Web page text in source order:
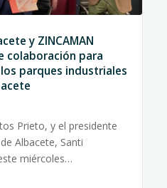
y ZINCAMAN
colaboración para
parques industriales
Prieto, y el presidente
Albacete, Santi
miércoles…